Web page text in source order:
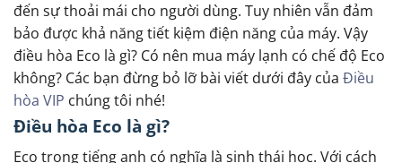
đến sự thoải mái cho người dùng. Tuy nhiên vẫn đảm
bảo được khả năng tiết kiệm điện năng của máy. Vậy
điều hòa Eco là gì? Có nên mua máy lạnh có chế độ Eco
không? Các bạn đừng bỏ lỡ bài viết dưới đây của Điều
hòa VIP chúng tôi nhé!
Điều hòa Eco là gì?
Eco trong tiếng anh có nghĩa là sinh thái học. Với cách